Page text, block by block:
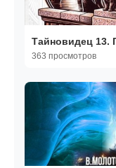
Тайновидец 13.
363 просмотров